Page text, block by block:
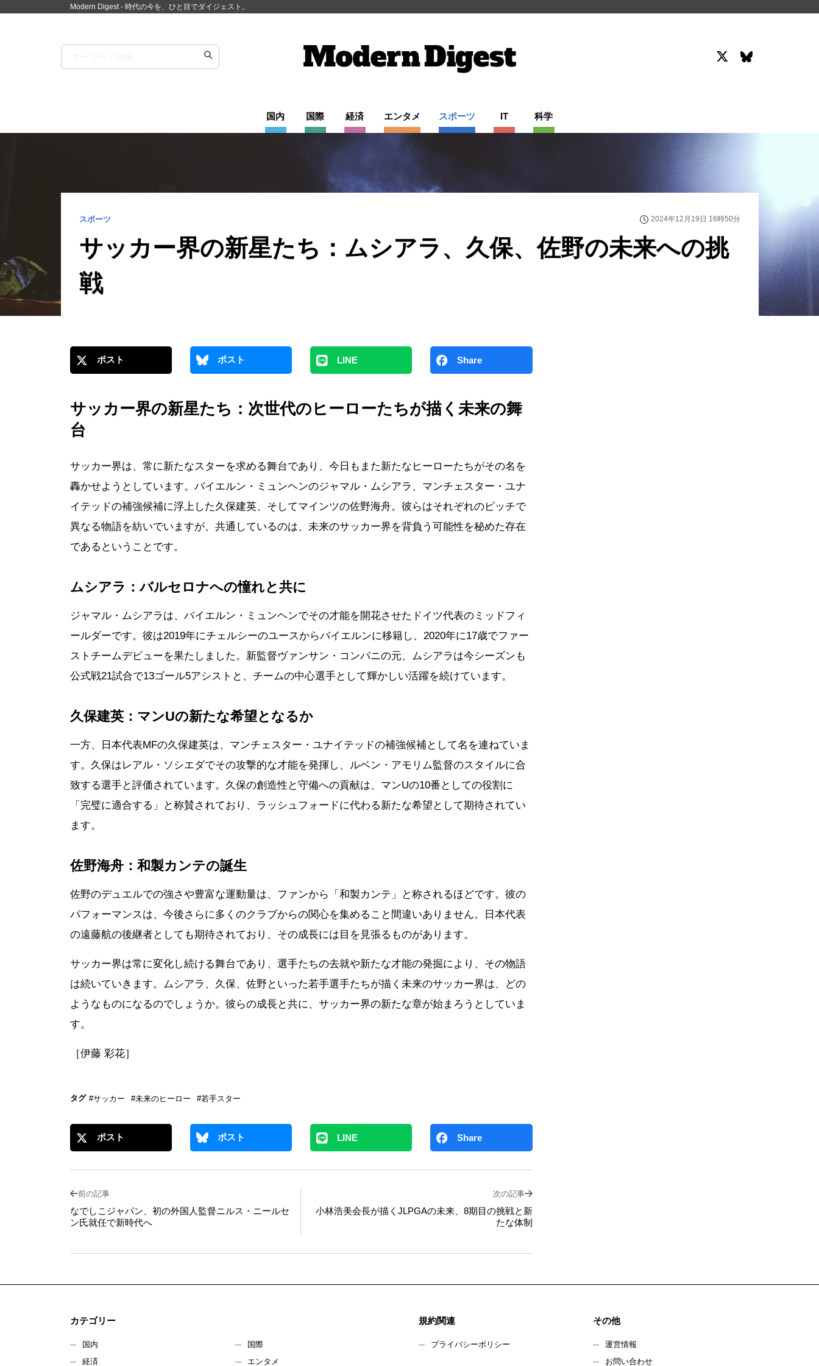
Modern Digest - 時代の今を、ひと目でダイジェスト。
国内 国際 経済 エンタメ スポーツ IT 科学
スポーツ 2024年12月19日 16時50分
サッカー界の新星たち：ムシアラ、久保、佐野の未来への挑
戦
ポスト ポスト LINE Share
サッカー界の新星たち：次世代のヒーローたちが描く未来の舞
台
サッカー界は、常に新たなスターを求める舞台であり、今日もまた新たなヒーローたちがその名を
轟かせようとしています。バイエルン・ミュンヘンのジャマル・ムシアラ、マンチェスター・ユナ
イテッドの補強候補に浮上した久保建英、そしてマインツの佐野海舟。彼らはそれぞれのピッチで
異なる物語を紡いでいますが、共通しているのは、未来のサッカー界を背負う可能性を秘めた存在
であるということです。
ムシアラ：バルセロナへの憧れと共に
ジャマル・ムシアラは、バイエルン・ミュンヘンでその才能を開花させたドイツ代表のミッドフィ
ールダーです。彼は2019年にチェルシーのユースからバイエルンに移籍し、2020年に17歳でファー
ストチームデビューを果たしました。新監督ヴァンサン・コンパニの元、ムシアラは今シーズンも
公式戦21試合で13ゴール5アシストと、チームの中心選手として輝かしい活躍を続けています。
久保建英：マンUの新たな希望となるか
一方、日本代表MFの久保建英は、マンチェスター・ユナイテッドの補強候補として名を連ねていま
す。久保はレアル・ソシエダでその攻撃的な才能を発揮し、ルベン・アモリム監督のスタイルに合
致する選手と評価されています。久保の創造性と守備への貢献は、マンUの10番としての役割に
「完璧に適合する」と称賛されており、ラッシュフォードに代わる新たな希望として期待されてい
ます。
佐野海舟：和製カンテの誕生
佐野のデュエルでの強さや豊富な運動量は、ファンから「和製カンテ」と称されるほどです。彼の
パフォーマンスは、今後さらに多くのクラブからの関心を集めること間違いありません。日本代表
の遠藤航の後継者としても期待されており、その成長には目を見張るものがあります。
サッカー界は常に変化し続ける舞台であり、選手たちの去就や新たな才能の発掘により、その物語
は続いていきます。ムシアラ、久保、佐野といった若手選手たちが描く未来のサッカー界は、どの
ようなものになるのでしょうか。彼らの成長と共に、サッカー界の新たな章が始まろうとしていま
す。
［伊藤 彩花］
タグ #サッカー #未来のヒーロー #若手スター
ポスト ポスト LINE Share
前の記事
なでしこジャパン、初の外国人監督ニルス・ニールセ
ン氏就任で新時代へ
次の記事
小林浩美会長が描くJLPGAの未来、8期目の挑戦と新
たな体制
カテゴリー
国内
国際
経済
エンタメ
規約関連
プライバシーポリシー
その他
運営情報
お問い合わせ